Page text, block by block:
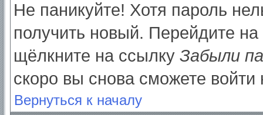
Не паникуйте! Хотя пароль
получить новый. Перейдите
щёлкните на ссылку Забыли
скоро вы снова сможете
Вернуться к началу